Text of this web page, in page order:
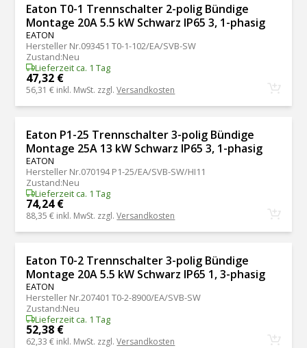
Eaton T0-1 Trennschalter 2-polig Bündige
Montage 20A 5.5 kW Schwarz IP65 3, 1-phasig
EATON
Hersteller Nr.093451 T0-1-102/EA/SVB-SW
Zustand:Neu
Lieferzeit ca. 1 Tag
47,32 €
56,31 € inkl. MwSt. zzgl.Versandkosten
Eaton P1-25 Trennschalter 3-polig Bündige
Montage 25A 13 kW Schwarz IP65 3, 1-phasig
EATON
Hersteller Nr.070194 P1-25/EA/SVB-SW/HI11
Zustand:Neu
Lieferzeit ca. 1 Tag
74,24 €
88,35 € inkl. MwSt. zzgl.Versandkosten
Eaton T0-2 Trennschalter 3-polig Bündige
Montage 20A 5.5 kW Schwarz IP65 1, 3-phasig
EATON
Hersteller Nr.207401 T0-2-8900/EA/SVB-SW
Zustand:Neu
Lieferzeit ca. 1 Tag
52,38 €
62,33 € inkl. MwSt. zzgl.Versandkosten